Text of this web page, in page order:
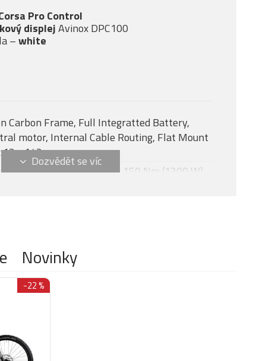
Pro Control
displejAvinox DPC100
–white
Carbon Frame, Full Integratted Battery,
motor, Internal Cable Routing, Flat Mount
12 x 142 mm
M2S, 130 Nm + boost - 150 Nm (1300 W)
12A Fast Charger
Carbon Disc Fork, Internal Cable Routing,
105 R7100, 12-rychlostí
105 R7120
Novinky
-22 %